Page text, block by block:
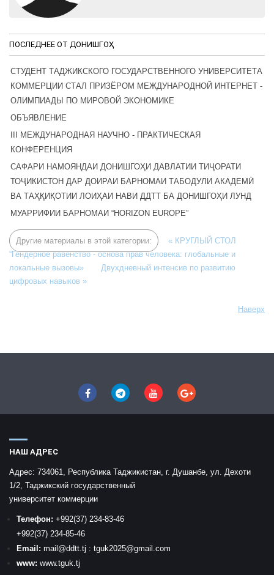
ПОСЛЕДНЕЕ ОТ ДОНИШГОҲ
СТУДЕНТ ТАДЖИКСКОГО ГОСУДАРСТВЕННОГО УНИВЕРСИТЕТА
КОММЕРЦИИ СТАЛ ПРИЗЁРОМ МЕЖДУНАРОДНОЙ ИНТЕРНЕТ -
ОЛИМПИАДЫ ПО МИРОВОЙ ЭКОНОМИКЕ
ОБЪЯВЛЕНИЕ
III МЕЖДУНАРОДНАЯ НАУЧНО - ПРАКТИЧЕСКАЯ
КОНФЕРЕНЦИЯ
САФАРИ НАМОЯНДАИ ДОНИШГОҲИ ДАВЛАТИИ ТИҶОРАТИ
ТОҶИКИСТОН ДАР ДОИРАИ БАРНОМАИ ТАБОДУЛИ АКАДЕМӢ
ВА ТАҲҚИҚОТИИ ЛОИҲАИ НАВИ ДДТТ БА ДОНИШГОҲИ ЛУНД
МУАРРИФИИ БАРНОМАИ “HORIZON EUROPE”
Другие материалы в этой категории:
« КРУГЛЫЙ СТОЛ
“Гендерное равенство - основа прав человека: глобальные и
локальные вызовы»
Двухдневный интенсив по развитию
цифровых навыков »
Наверх
НАШ АДРЕС
Адрес: 734061, Республика Таджикистан, г. Душанбе, ул. Дехоти
1/2, Таджикский государственный
университет коммерции
Телефон: +992(37) 234-83-46
+992(37) 234-85-46
Email: mail @ddtt.tj : tguk2025@gmail.com
www: www.tguk.tj